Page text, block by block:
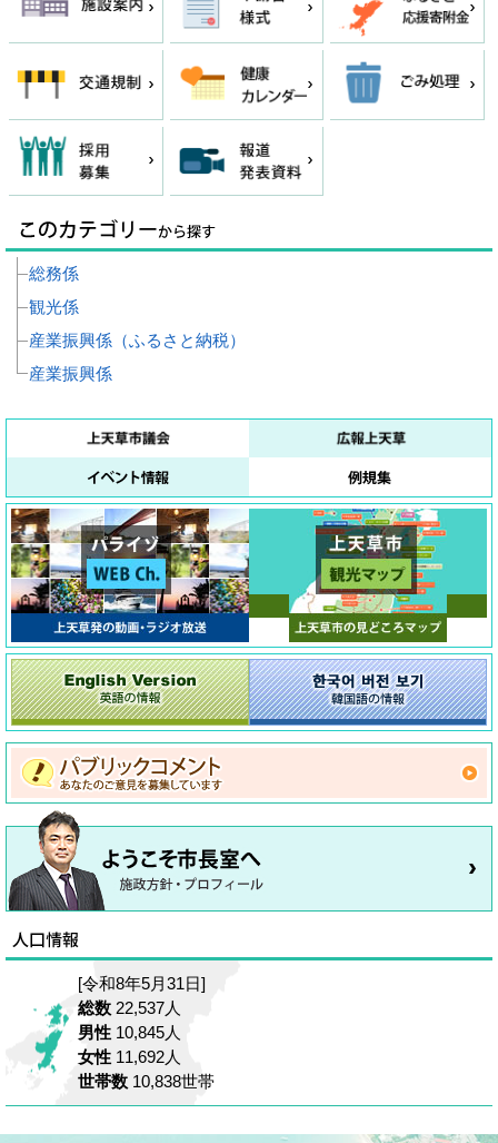
総務係
観光係
産業振興係（ふるさと納税）
産業振興係
[令和8年5月31日]
総数 22,537人
男性 10,845人
女性 11,692人
世帯数 10,838世帯